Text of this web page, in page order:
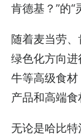
肯德基？”的“
随着麦当劳、
绿色化方向
牛等高级食
产品和高端食
无论是哈比